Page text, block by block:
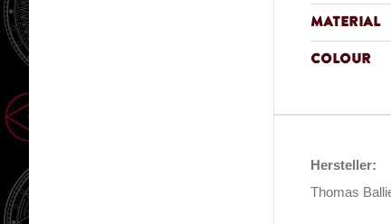
Material
Colour
Hersteller:
Thomas